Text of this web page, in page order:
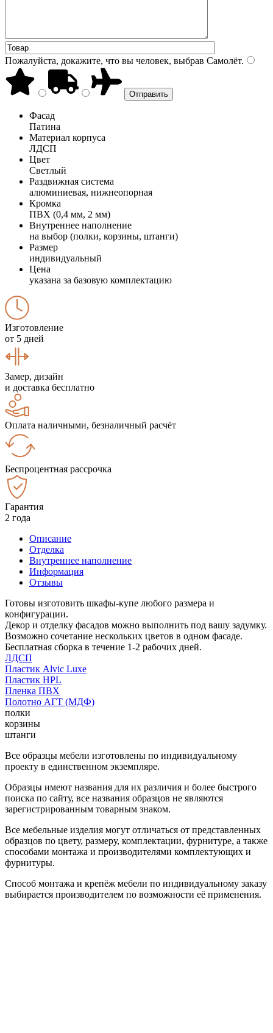
Пожалуйста, докажите, что вы человек, выбрав Самолёт.
Фасад
Патина
Материал корпуса
ЛДСП
Цвет
Светлый
Раздвижная система
алюминиевая, нижнеопорная
Кромка
ПВХ (0,4 мм, 2 мм)
Внутреннее наполнение
на выбор (полки, корзины, штанги)
Размер
индивидуальный
Цена
указана за базовую комплектацию
Изготовление
от 5 дней
Замер, дизайн
и доставка бесплатно
Оплата наличными, безналичный расчёт
Беспроцентная рассрочка
Гарантия
2 года
Описание
Отделка
Внутреннее наполнение
Информация
Отзывы
Готовы изготовить шкафы-купе любого размера и
конфигурации.
Декор и отделку фасадов можно выполнить под вашу задумку.
Возможно сочетание нескольких цветов в одном фасаде.
Бесплатная сборка в течение 1-2 рабочих дней.
ЛДСП
Пластик Alvic Luxe
Пластик HPL
Пленка ПВХ
Полотно АГТ (МДФ)
полки
корзины
штанги
Все образцы мебели изготовлены по индивидуальному
проекту в единственном экземпляре.
Образцы имеют названия для их различия и более быстрого
поиска по сайту, все названия образцов не являются
зарегистрированным товарным знаком.
Все мебельные изделия могут отличаться от представленных
образцов по цвету, размеру, комплектации, фурнитуре, а также
способами монтажа и производителями комплектующих и
фурнитуры.
Способ монтажа и крепёж мебели по индивидуальному заказу
выбирается производителем по возможности её применения.